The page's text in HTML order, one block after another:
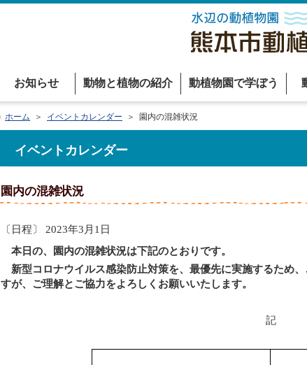
お知らせ 動物と植物の紹介 動植物園で学ぼう
ホーム ＞ イベントカレンダー ＞ 園内の混雑状況
イベントカレンダー
園内の混雑状況
〔日程〕 2023年3月1日
本日の、園内の混雑状況は下記のとおりです。
新型コロナウイルス感染防止対策を、最優先に実施するため
すが、ご理解とご協力をよろしくお願いいたします。
記